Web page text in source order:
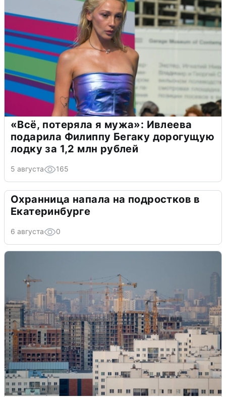
«Всё, потеряла я мужа»: Ивлеева
подарила Филиппу Бегаку дорогущую
лодку за 1,2 млн рублей
5 августа 165
Охранница напала на подростков в
Екатеринбурге
6 августа 0